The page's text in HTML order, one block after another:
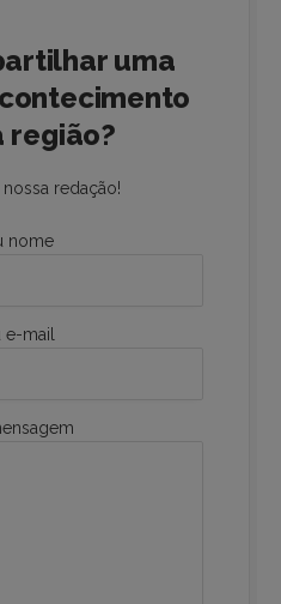
uma
região?
nossa redação!
nome
e-mail